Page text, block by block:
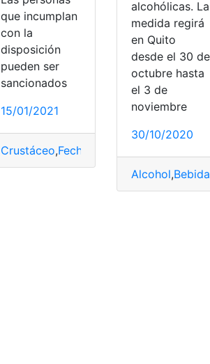
que incumplan
con la
disposición
pueden ser
sancionados
15/01/2021
Crustáceo,Fechas
alcohólicas. La
medida regirá
en Quito
desde el 30 de
octubre hasta
el 3 de
noviembre
30/10/2020
Alcohol,Bebidas